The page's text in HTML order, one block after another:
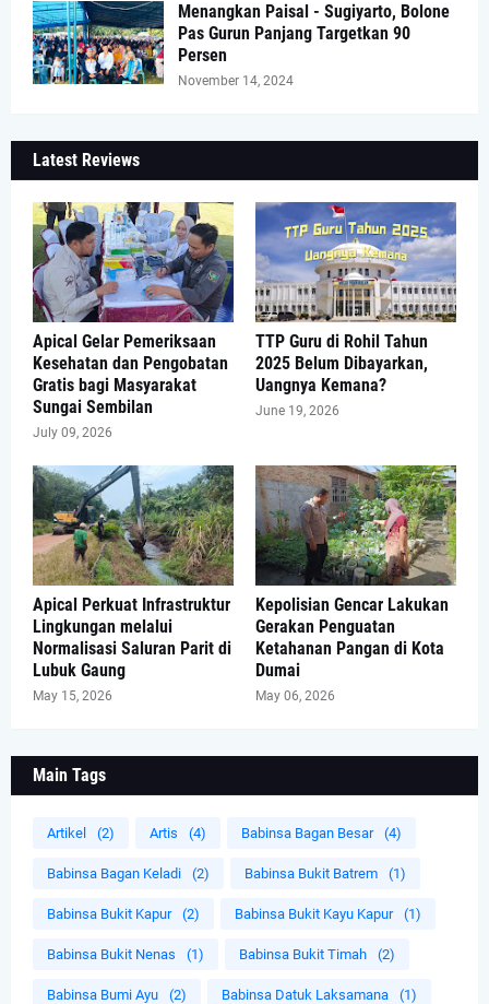
Menangkan Paisal - Sugiyarto, Bolone
Pas Gurun Panjang Targetkan 90
Persen
November 14, 2024
Latest Reviews
Apical Gelar Pemeriksaan
Kesehatan dan Pengobatan
Gratis bagi Masyarakat
Sungai Sembilan
July 09, 2026
TTP Guru di Rohil Tahun
2025 Belum Dibayarkan,
Uangnya Kemana?
June 19, 2026
Apical Perkuat Infrastruktur
Lingkungan melalui
Normalisasi Saluran Parit di
Lubuk Gaung
May 15, 2026
Kepolisian Gencar Lakukan
Gerakan Penguatan
Ketahanan Pangan di Kota
Dumai
May 06, 2026
Main Tags
Artikel (2) Artis (4) Babinsa Bagan Besar (4)
Babinsa Bagan Keladi (2) Babinsa Bukit Batrem (1)
Babinsa Bukit Kapur (2) Babinsa Bukit Kayu Kapur (1)
Babinsa Bukit Nenas (1) Babinsa Bukit Timah (2)
Babinsa Bumi Ayu (2) Babinsa Datuk Laksamana (1)